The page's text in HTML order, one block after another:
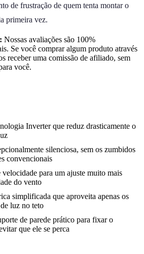
de frustração de quem tenta montar o
primeira vez.
Nossas avaliações são 100%
Se você comprar algum produto através
receber uma comissão de afiliado, sem
você.
Inverter que reduz drasticamente o
silenciosa, sem os zumbidos
convencionais
velocidade para um ajuste muito mais
do vento
simplificada que aproveita apenas os
luz no teto
de parede prático para fixar o
que ele se perca